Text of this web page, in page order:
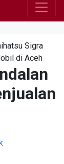
Sigra
di Aceh